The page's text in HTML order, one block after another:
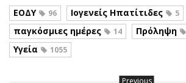
ΕΟΔΥ 96 Ιογενείς Ηπατίτιδες 5
παγκόσμιες ημέρες 14 Πρόληψη
Υγεία 1055
Previous